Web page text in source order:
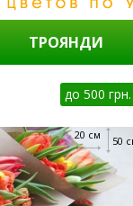
ТРОЯНДИ
до 500 грн.
50
20 см